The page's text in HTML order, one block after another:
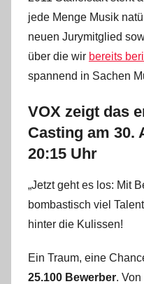
jede Menge Musik
neuen Jurymitglied
über die wir bereits
spannend in Sachen
VOX zeigt das
Casting am 30.
20:15 Uhr
„Jetzt geht es los: Mit
bombastisch viel
hinter die Kulissen!
Ein Traum, eine
25.100 Bewerber.